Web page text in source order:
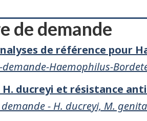
de demande
de référence pour
Haemophilus-
H. ducreyi et résistance
- H. ducreyi, M.